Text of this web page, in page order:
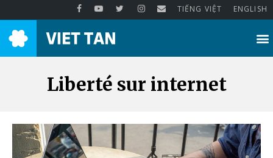
TIẾNG VIỆT ENGLISH
Liberté sur internet